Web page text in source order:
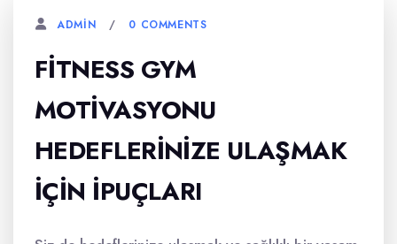
ADMIN 0 COMMENTS
FITNESS GYM
MOTIVASYONU
HEDEFLERINIZE ULAŞMAK
İÇIN İPUÇLARI